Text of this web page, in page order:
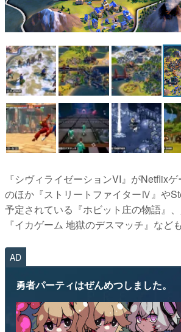
運営：株式会社マレ
『シヴィライゼーションVI』がNetflix
のほか『ストリートファイターⅣ』や
予定されている『ホビット庄の物語』
『イカゲーム 地獄のデスマッチ』など
AD
勇者パーティはぜんめつしました。